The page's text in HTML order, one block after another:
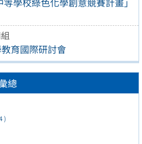
育國際研討會
總
)